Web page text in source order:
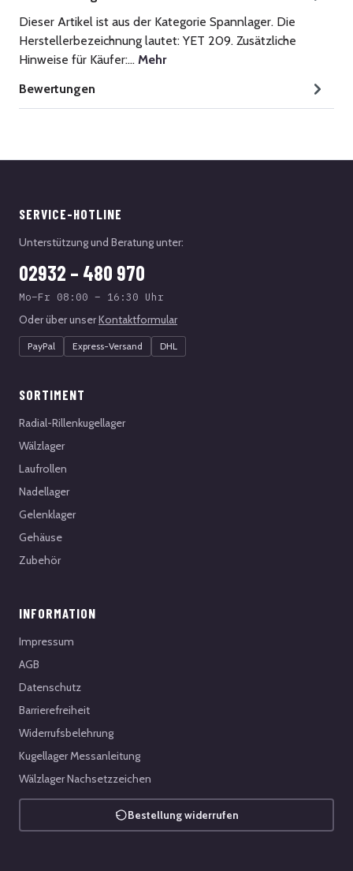
Dieser Artikel ist aus der Kategorie Spannlager. Die
Herstellerbezeichnung lautet: YET 209. Zusätzliche
Hinweise für Käufer:… Mehr
Bewertungen
SERVICE-HOTLINE
Unterstützung und Beratung unter:
02932 – 480 970
Mo–Fr 08:00 – 16:30 Uhr
Oder über unserKontaktformular
PayPal Express-Versand DHL
SORTIMENT
Radial-Rillenkugellager
Wälzlager
Laufrollen
Nadellager
Gelenklager
Gehäuse
Zubehör
INFORMATION
Impressum
AGB
Datenschutz
Barrierefreiheit
Widerrufsbelehrung
Kugellager Messanleitung
Wälzlager Nachsetzzeichen
Bestellung widerrufen